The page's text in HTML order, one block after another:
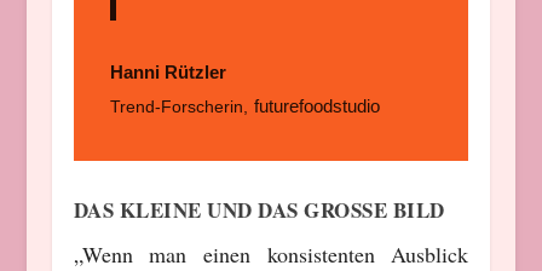
Hanni Rützler
Trend-Forscherin futurefoodstudio
DAS KLEINE UND DAS GROSSE BILD
„Wenn man einen konsistenten Ausblick